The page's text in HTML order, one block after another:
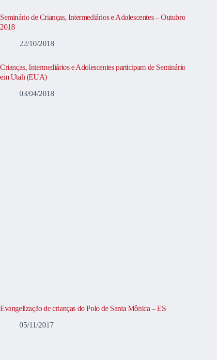
Seminário de Crianças, Intermediários e Adolescentes – Outubro
2018
22/10/2018
Crianças, Intermediários e Adolescentes participam de Seminário
em Utah (EUA)
03/04/2018
Evangelização de crianças do Polo de Santa Mônica – ES
05/11/2017